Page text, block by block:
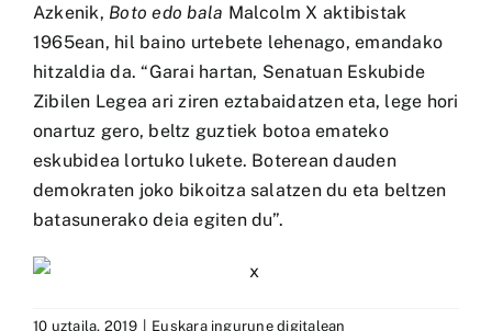
Azkenik, Boto edo bala Malcolm X aktibistak
1965ean, hil baino urtebete lehenago, emandako
hitzaldia da. “Garai hartan, Senatuan Eskubide
Zibilen Legea ari ziren eztabaidatzen eta, lege hori
onartuz gero, beltz guztiek botoa emateko
eskubidea lortuko lukete. Boterean dauden
demokraten joko bikoitza salatzen du eta beltzen
batasunerako deia egiten du”.
10 uztaila, 2019 Euskara ingurune digitalean